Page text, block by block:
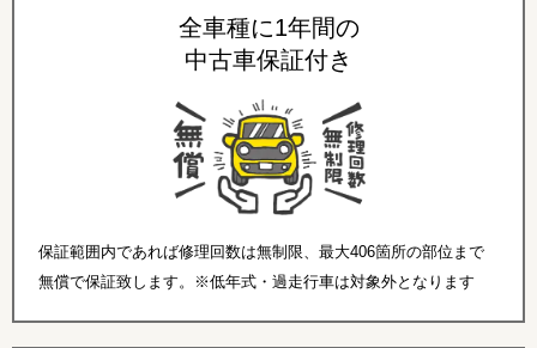
全車種に1年間の
中古車保証付き
保証範囲内であれば修理回数は無制限、最大406箇所の部位まで
無償で保証致します。※低年式・過走行車は対象外となります